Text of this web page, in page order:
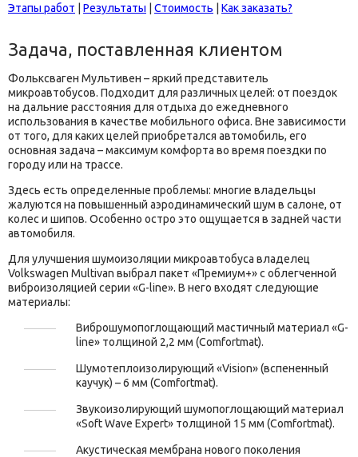
Этапы работ Результаты Стоимость Как заказать?
Задача, поставленная клиентом
Фольксваген Мультивен – яркий представитель
микроавтобусов. Подходит для различных целей: от поездок
на дальние расстояния для отдыха до ежедневного
использования в качестве мобильного офиса. Вне зависимости
от того, для каких целей приобретался автомобиль, его
основная задача – максимум комфорта во время поездки по
городу или на трассе.
Здесь есть определенные проблемы: многие владельцы
жалуются на повышенный аэродинамический шум в салоне, от
колес и шипов. Особенно остро это ощущается в задней части
автомобиля.
Для улучшения шумоизоляции микроавтобуса владелец
Volkswagen Multivan выбрал пакет «Премиум+» с облегченной
виброизоляцией серии «G-line». В него входят следующие
материалы:
Виброшумопоглощающий мастичный материал «G-
line» толщиной 2,2 мм (Comfortmat).
Шумотеплоизолирующий «Vision» (вспененный
каучук) – 6 мм (Comfortmat).
Звукоизолирующий шумопоглощающий материал
«Soft Wave Expert» толщиной 15 мм (Comfortmat).
Акустическая мембрана нового поколения